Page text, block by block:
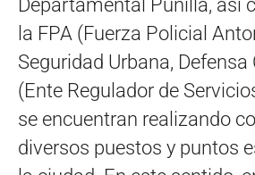
Departamental Punilla, así
la FPA (Fuerza Policial
Seguridad Urbana, Defensa
(Ente Regulador de
se encuentran realizando
diversos puestos y puntos